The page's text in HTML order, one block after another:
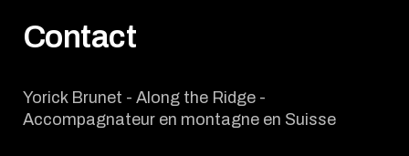
Contact
Yorick Brunet - Along the Ridge -
Accompagnateur en montagne en Suisse